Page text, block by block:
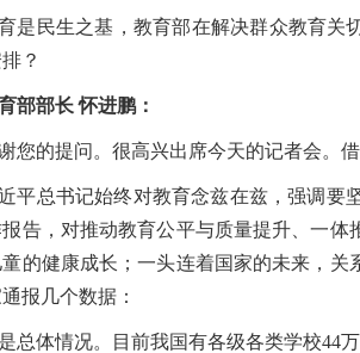
是民生之基，教育部在解决群众教育关
？
部部长 怀进鹏：
您的提问。很高兴出席今天的记者会。
平总书记始终对教育念兹在兹，强调要
报告，对推动教育公平与质量提升、一
的健康成长；一头连着国家的未来，
报几个数据：
总体情况。目前我国有各级各类学校44